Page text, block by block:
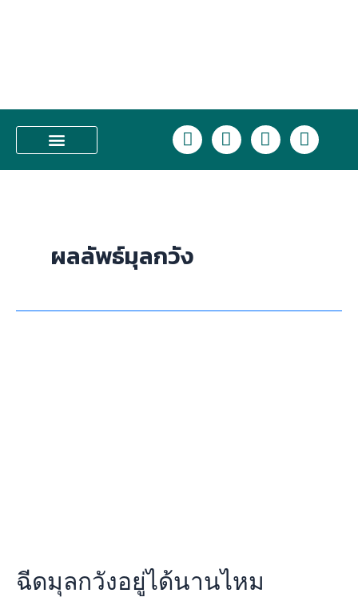
L
i
n
F
a
c
I
n
s
T
i
k
ผลลัพธ์มุลกวัง
ฉีดมุลกวังอยู่ได้นานไหม